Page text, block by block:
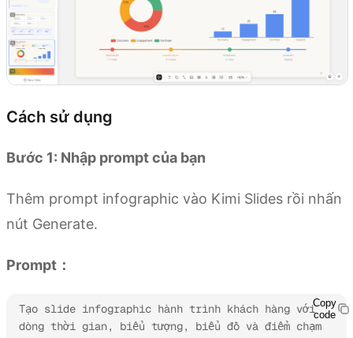
Cách sử dụng
Bước 1: Nhập prompt của bạn
Thêm prompt infographic vào Kimi Slides rồi nhấn
nút Generate.
Prompt：
Tạo slide infographic hành trình khách hàng với
dòng thời gian, biểu tượng, biểu đồ và điểm chạm
Copy
code